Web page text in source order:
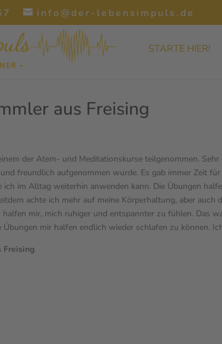
info@der-lebensimpuls.de
STARTE HIER!
aus Freising
der Atem- und Meditationskurse teilgenommen.
freundlich aufgenommen wurde. Es gab immer Zeit
ich im Alltag weiterhin anwenden kann. Die Übungen
achte ich mehr auf meine Körperhaltung, aber
halfen mir, mich ruhiger und entspannter zu fühlen. Das
Übungen mir halfen endlich wieder schlafen zu können.
Freising